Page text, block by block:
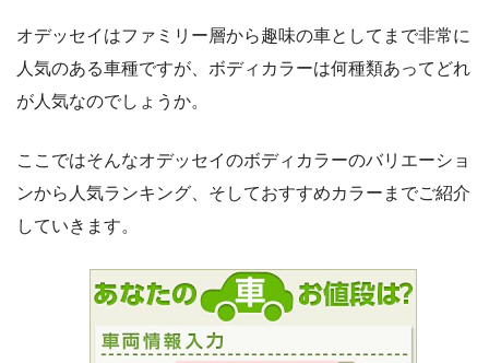
オデッセイはファミリー層から趣味の車としてまで非常に
人気のある車種ですが、ボディカラーは何種類あってどれ
が人気なのでしょうか。
ここではそんなオデッセイのボディカラーのバリエーショ
ンから人気ランキング、そしておすすめカラーまでご紹介
していきます。